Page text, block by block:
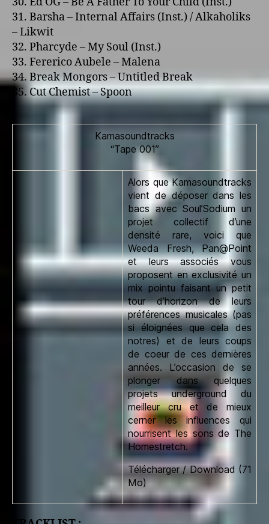
31. Barsha – Internal Affairs (Inst.) / Alkaholiks
– Likwit
32. Pharcyde – My Soul (Inst.)
33. Fererico Aubele – Malena
34. Break Mongors – Untitled Break
35. Cut Chemist – Spoon
Kamasoundtracks
“Tape 001”
Alors que Kamasoundtracks
vient de déposer dans les
bacs avec Soul’Sodium un
projet collectif d’une
densité rare, voici que
Weeda Fresh, Pan@Point
et leurs associés vous
proposent en exclusivité un
mix pointu faisant un petit
tour d’horizon de leurs
préférences musicales (pas
si éloignées que cela des
notres) et de leurs coups
de coeur de ces dernières
années. L’occasion de se
plonger dans quelques
projets underground du
meilleur cru et de mieux
cerner les influences qui
nourrisent les sons de The
Homestretch.
Télécharger / Download (71
Mo)